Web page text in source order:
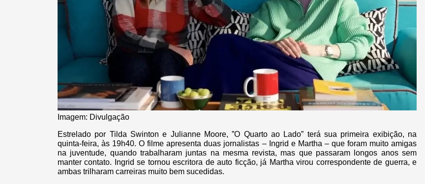
Imagem: Divulgação
Estrelado por Tilda Swinton e Julianne Moore, ”O Quarto ao Lado” terá sua primeira exibição, na
quinta-feira, às 19h40. O filme apresenta duas jornalistas – Ingrid e Martha – que foram muito amigas
na juventude, quando trabalharam juntas na mesma revista, mas que passaram longos anos sem
manter contato. Ingrid se tornou escritora de auto ficção, já Martha virou correspondente de guerra, e
ambas trilharam carreiras muito bem sucedidas.